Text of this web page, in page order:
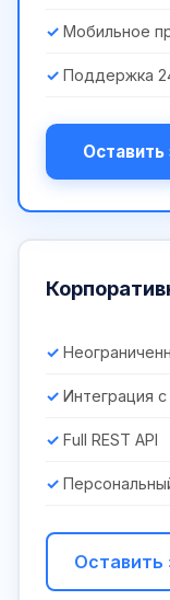
Мобильное
Поддержка
Оставить
Интеграция с
Full REST API
Оставить